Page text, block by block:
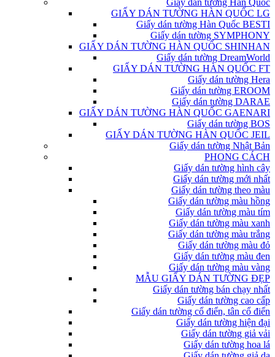
Giấy dán tường Hàn Quốc
GIẤY DÁN TƯỜNG HÀN QUỐC LG
Giấy dán tường Hàn Quốc BESTI
Giấy dán tường SYMPHONY
GIẤY DÁN TƯỜNG HÀN QUỐC SHINHAN
Giấy dán tường DreamWorld
GIẤY DÁN TƯỜNG HÀN QUỐC FT
Giấy dán tường Hera
Giấy dán tường EROOM
Giấy dán tường DARAE
GIẤY DÁN TƯỜNG HÀN QUỐC GAENARI
Giấy dán tường BOS
GIẤY DÁN TƯỜNG HÀN QUỐC JEIL
Giấy dán tường Nhật Bản
PHONG CÁCH
Giấy dán tường hình cây
Giấy dán tường mới nhất
Giấy dán tường theo màu
Giấy dán tường màu hồng
Giấy dán tường màu tím
Giấy dán tường màu xanh
Giấy dán tường màu trắng
Giấy dán tường màu đỏ
Giấy dán tường màu đen
Giấy dán tường màu vàng
MẪU GIẤY DÁN TƯỜNG ĐẸP
Giấy dán tường bán chạy nhất
Giấy dán tường cao cấp
Giấy dán tường cổ điển, tân cổ điển
Giấy dán tường hiện đại
Giấy dán tường giả vải
Giấy dán tường hoa lá